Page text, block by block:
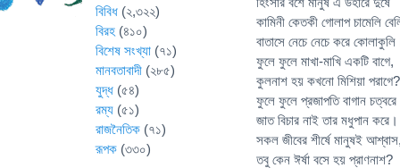
কামিনী কেতকী গোলাপ চামেলি
বাতাসে নেচে নেচে করে
ফুলে ফুলে মাখা-মাখি একটি বাগে,
কুলনাশ হয় কখনো মিশিয়া পরাগে?
ফুলে ফুলে প্রজাপতি বাগান চত্বরে
জাত বিচার নাই তার মধুপান করে।
সকল জীবের শীর্ষে মানুষই আশ্বাস,
তবু কেন ঈর্ষা বসে হয় প্রাণনাশ?
বিবিধ (২,৩২২)
বিরহ (৪১০)
বিশেষ সংখ্যা (৭১)
মানবতাবাদী (২৮৫)
যুদ্ধ (৫৪)
রম্য (৫১)
রাজনৈতিক (৭১)
রূপক (৩৩০)